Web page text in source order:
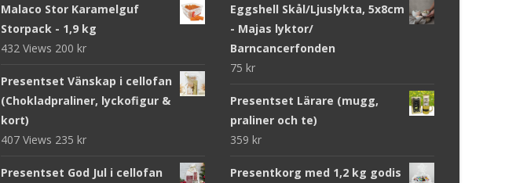
Malaco Stor Karamelguf
Storpack - 1,9 kg
432 Views 200 kr
Presentset Vänskap i cellofan
(Chokladpraliner, lyckofigur &
kort)
407 Views 235 kr
Presentset God Jul i cellofan
Eggshell Skål/Ljuslykta, 5x8cm
- Majas lyktor/
Barncancerfonden
75 kr
Presentset Lärare (mugg,
praliner och te)
359 kr
Presentkorg med 1,2 kg godis